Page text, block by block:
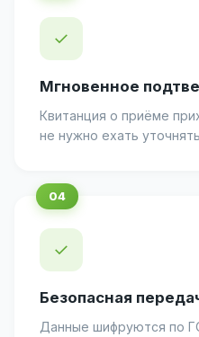
✓
Мгновенное
Квитанция о приёме
не нужно ехать
✓
Безопасная
Данные шифруются по